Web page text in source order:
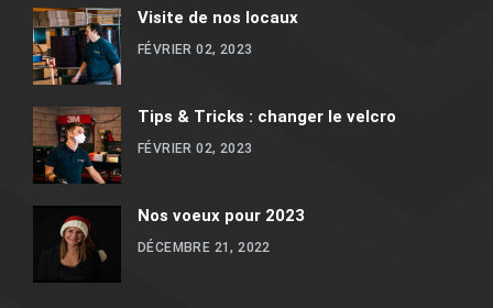
Visite de nos locaux
FÉVRIER 02, 2023
Tips & Tricks : changer le velcro
FÉVRIER 02, 2023
Nos voeux pour 2023
DÉCEMBRE 21, 2022